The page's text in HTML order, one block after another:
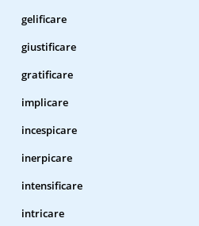
gelificare
giustificare
gratificare
implicare
incespicare
inerpicare
intensificare
intricare